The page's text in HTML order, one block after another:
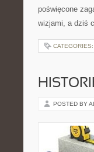
poświęcone
wizjami, a dziś
CATEGORIES:
POSTED BY